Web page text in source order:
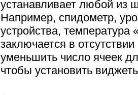
устанавливает любой из
Например, спидометр,
устройства, температура
заключается в
уменьшить число ячеек
чтобы установить